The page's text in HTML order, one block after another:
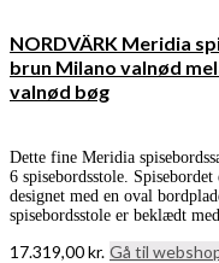
NORDVÄRK Meridia
brun Milano valnød
valnød bøg
Dette fine Meridia
6 spisebordsstole.
designet med en oval
spisebordsstole er beklædt
17.319,00kr. Gå til